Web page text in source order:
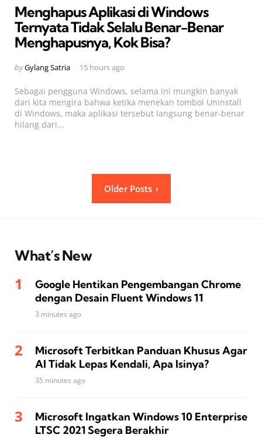
Menghapus Aplikasi di Windows
Ternyata Tidak Selalu Benar-Benar
Menghapusnya, Kok Bisa?
Posted
byGylang Satria 15 hours ago
Sebagai pengguna Windows, selama ini mungkin banyak
dari kita mengira bahwa ketika menekan tombol Uninstall
di Windows, maka aplikasi tersebut langsung benar-benar
hilang dari...
Older Posts
What’s New
Google Hentikan Pengembangan Chrome
dengan Desain Fluent Windows 11
3 minutes ago
Microsoft Terbitkan Panduan Khusus Agar
AI Tidak Lepas Kendali, Apa Isinya?
35 minutes ago
Microsoft Ingatkan Windows 10 Enterprise
LTSC 2021 Segera Berakhir